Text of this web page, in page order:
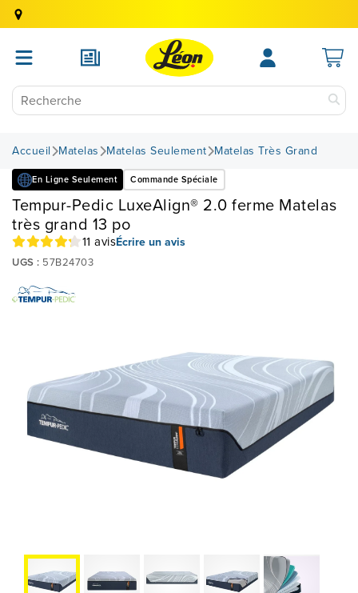
Accueil Matelas Matelas Seulement Matelas Très Grand
En Ligne Seulement Commande Spéciale
Tempur-Pedic LuxeAlign® 2.0 ferme Matelas
très grand 13 po
11 avisÉcrire un avis
UGS : 57B24703